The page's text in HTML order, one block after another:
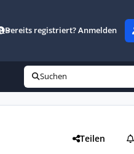
Bereits registriert? Anmelden
Suchen
Teilen